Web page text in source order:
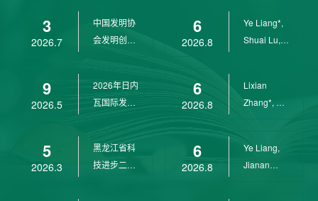
3
2026.7
中国发明协
会发明创业
9
2026.5
2026年日内
瓦国际发明
5
2026.3
黑龙江省科
技进步二等
6
2026.8
Ye Liang*,
Shuai Lu,
6
2026.8
Lixian
Zhang*, Ye
6
2026.8
Ye Liang,
Jianan